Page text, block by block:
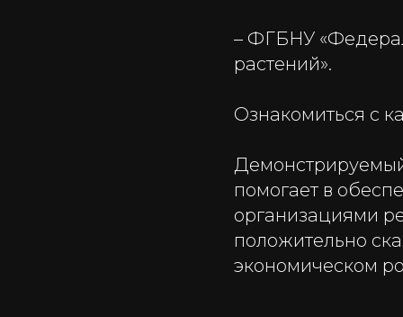
– ФГБНУ
растений».
Ознакомиться с
помогает в
организациями
положительно
экономическом